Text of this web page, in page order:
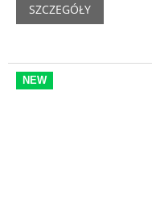
SZCZEGÓŁY
NEW